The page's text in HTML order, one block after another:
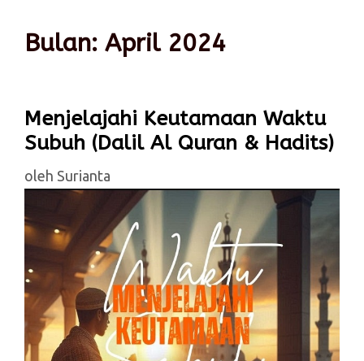
Bulan: April 2024
Menjelajahi Keutamaan Waktu
Subuh (Dalil Al Quran & Hadits)
oleh Surianta